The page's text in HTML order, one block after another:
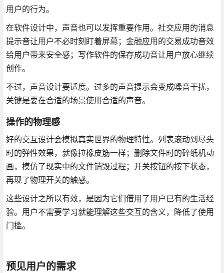
用户的行为。
在软件设计中，声音也可以发挥重要作用。社交应用的消息
提示音让用户不必时刻盯着屏幕；金融应用的交易成功音效
给用户带来安全感；写作软件的保存成功音让用户放心继续
创作。
不过，声音设计要适度。过多的声音提示会变成噪音干扰，
关键是要在合适的场景使用合适的声音。
操作的物理感
好的交互设计会模拟真实世界的物理特性。列表滚动到尽头
时的弹性效果，就像拉橡皮筋一样；删除文件时的碎纸机动
画，模仿了现实中的文件销毁过程；开关按钮的按下状态，
再现了物理开关的触感。
这些设计之所以有效，是因为它们借用了用户已有的生活经
验。用户不需要学习就能理解这些交互的含义，降低了使用
门槛。
预见用户的需求